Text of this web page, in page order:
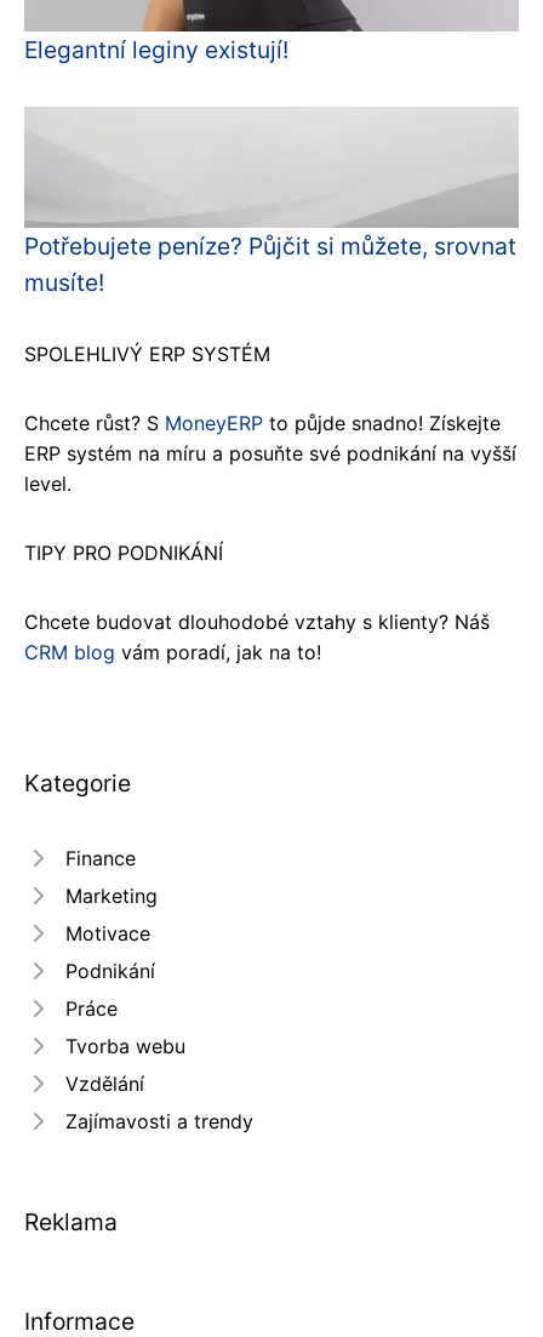
Elegantní leginy existují!
Potřebujete peníze? Půjčit si můžete, srovnat
musíte!
SPOLEHLIVÝ ERP SYSTÉM
Chcete růst? S MoneyERP to půjde snadno! Získejte
ERP systém na míru a posuňte své podnikání na vyšší
level.
TIPY PRO PODNIKÁNÍ
Chcete budovat dlouhodobé vztahy s klienty? Náš
CRM blog vám poradí, jak na to!
Kategorie
Finance
Marketing
Motivace
Podnikání
Práce
Tvorba webu
Vzdělání
Zajímavosti a trendy
Reklama
Informace